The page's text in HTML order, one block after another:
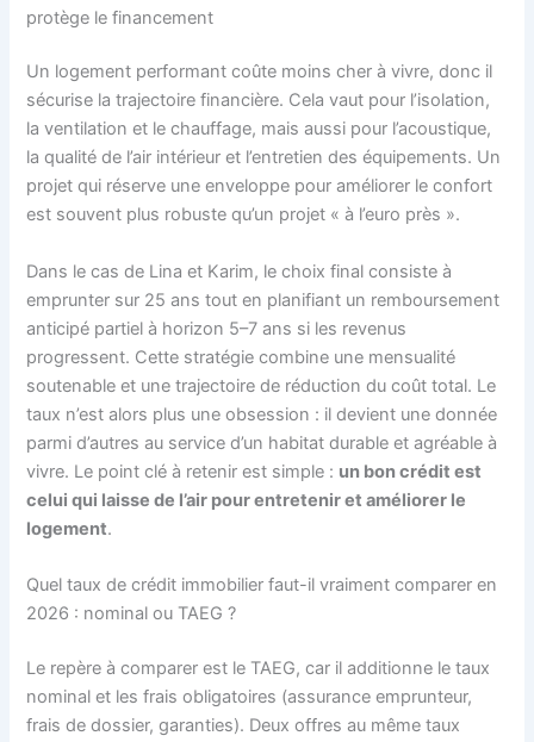
protège le financement
Un logement performant coûte moins cher à vivre, donc il
sécurise la trajectoire financière. Cela vaut pour l’isolation,
la ventilation et le chauffage, mais aussi pour l’acoustique,
la qualité de l’air intérieur et l’entretien des équipements. Un
projet qui réserve une enveloppe pour améliorer le confort
est souvent plus robuste qu’un projet « à l’euro près ».
Dans le cas de Lina et Karim, le choix final consiste à
emprunter sur 25 ans tout en planifiant un remboursement
anticipé partiel à horizon 5–7 ans si les revenus
progressent. Cette stratégie combine une mensualité
soutenable et une trajectoire de réduction du coût total. Le
taux n’est alors plus une obsession : il devient une donnée
parmi d’autres au service d’un habitat durable et agréable à
vivre. Le point clé à retenir est simple : un bon crédit est
celui qui laisse de l’air pour entretenir et améliorer le
logement.
Quel taux de crédit immobilier faut-il vraiment comparer en
2026 : nominal ou TAEG ?
Le repère à comparer est le TAEG, car il additionne le taux
nominal et les frais obligatoires (assurance emprunteur,
frais de dossier, garanties). Deux offres au même taux